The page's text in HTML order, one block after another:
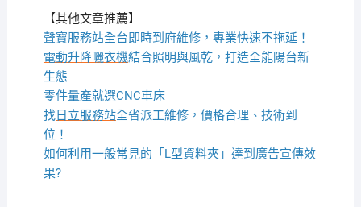
【其他文章推薦】
聲寶服務站全台即時到府維修，專業快速不拖延！
電動升降曬衣機結合照明與風乾，打造全能陽台新
生態
零件量產就選CNC車床
找日立服務站全省派工維修，價格合理、技術到
位！
如何利用一般常見的「 L型資料夾」達到廣告宣傳效
果?